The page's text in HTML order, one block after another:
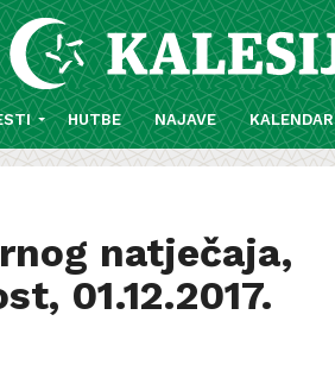
HUTBE NAJAVE KALENDAR
natječaja,
01.12.2017.